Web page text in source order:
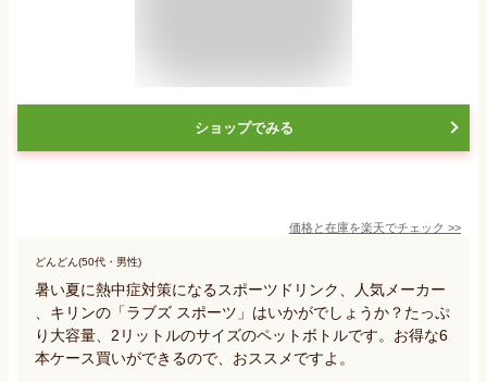
ショップでみる
価格と在庫を楽天でチェック >>
どんどん(50代・男性)
暑い夏に熱中症対策になるスポーツドリンク、人気メーカー
、キリンの「ラブズ スポーツ」はいかがでしょうか？たっぷ
り大容量、2リットルのサイズのペットボトルです。お得な6
本ケース買いができるので、おススメですよ。